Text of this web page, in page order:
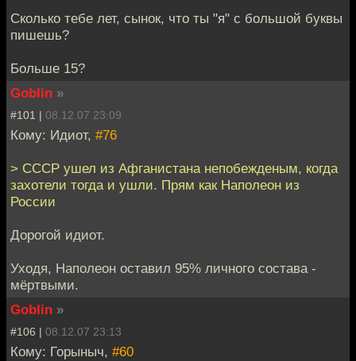
Сколько тебе лет, сынок, что ты "я" с большой буквы
пишешь?
Больше 15?
Goblin »
#101 | 08.12.07 23:09
Кому: Идиот, #76
> СССР ушел из Афганистана непобежденым, когда
захотели тогда и ушли. Прям как Наполеон из
России
Дорогой идиот.
Уходя, Наполеон оставил 95% личного состава -
мёртвыми.
Goblin »
#106 | 08.12.07 23:13
Кому: Горыныч, #60